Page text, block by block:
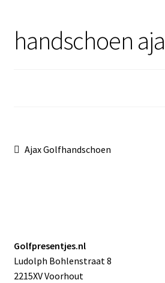
Sale
handschoen
Bericht
Vorig
Ajax Golfhandschoen
Golfpresentjes.nl
Ludolph Bohlenstraat 8
2215XV Voorhout